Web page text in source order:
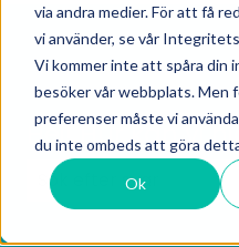
via andra medier. För att få
vi använder, se vår
Vi kommer inte att spåra din
besöker vår webbplats. Men
preferenser måste vi
du inte ombeds att göra
Ok
Hej! Hur kan vi
Det finns inga